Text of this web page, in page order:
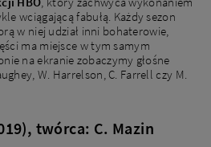
wciągającą fabułą. Każdy sezon
w niej udział inni bohaterowie,
ma miejsce w tym samym
na ekranie zobaczymy głośne
W. Harrelson, C. Farrell czy M.
twórca: C. Mazin